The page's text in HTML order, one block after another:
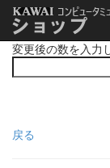
変更後の数を入力
戻る